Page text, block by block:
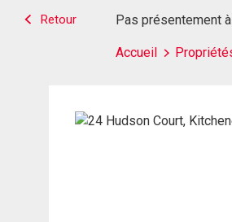
Retour Pas présentement
Accueil